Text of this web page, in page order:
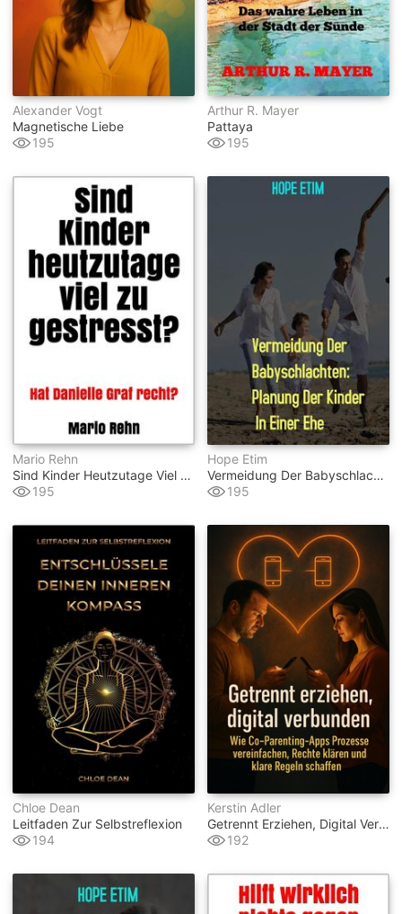
Alexander Vogt
Magnetische Liebe
195
Arthur R. Mayer
Pattaya
195
Mario Rehn
Sind Kinder Heutzutage Viel Zu Gestresst?
195
Hope Etim
Vermeidung Der Babyschlachten: Planung Der Kinder In Einer Ehe
195
Chloe Dean
Leitfaden Zur Selbstreflexion
194
Kerstin Adler
Getrennt Erziehen, Digital Verbunden
192